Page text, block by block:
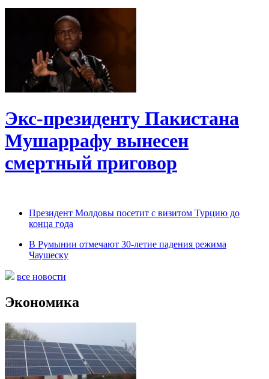
Экс-президенту Пакистана
Мушаррафу вынесен
смертный приговор
Президент Молдовы посетит с визитом Турцию до
конца года
В Румынии отмечают 30-летие падения режима
Чаушеску
все новости
Экономика